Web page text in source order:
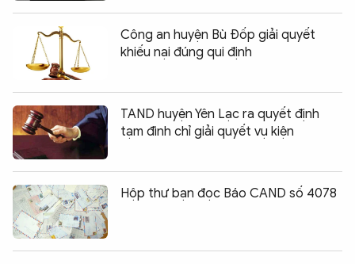
Công an huyện Bù Đốp giải quyết
khiếu nại đúng qui định
TAND huyện Yên Lạc ra quyết định
tạm đình chỉ giải quyết vụ kiện
Hộp thư bạn đọc Báo CAND số 4078